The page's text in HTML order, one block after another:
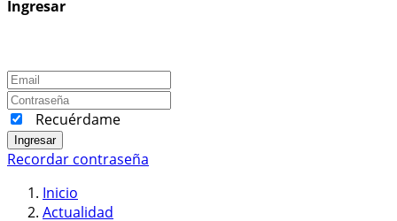
Ingresar
Recuérdame
Ingresar
Recordar contraseña
Inicio
Actualidad